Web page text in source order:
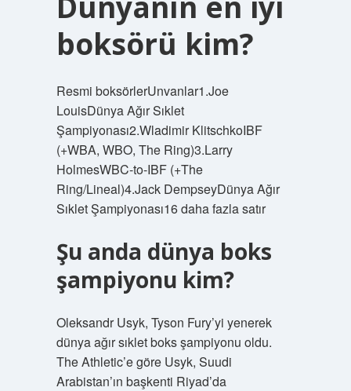
boksörü kim?
Resmi boksörlerUnvanlar1.Joe
LouisDünya Ağır Sıklet
Şampiyonası2.Wladimir KlitschkoIBF
(+WBA, WBO, The Ring)3.Larry
HolmesWBC-to-IBF (+The
Ring/Lineal)4.Jack DempseyDünya Ağır
Sıklet Şampiyonası16 daha fazla satır
Şu anda dünya boks
şampiyonu kim?
Oleksandr Usyk, Tyson Fury’yi yenerek
dünya ağır sıklet boks şampiyonu oldu.
The Athletic’e göre Usyk, Suudi
Arabistan’ın başkenti Riyad’da